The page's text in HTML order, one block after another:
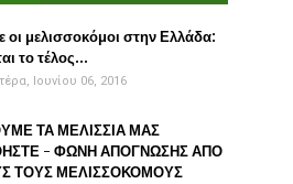
οι μελισσοκόμοι στην Ελλάδα:
το τέλος...
Ιουνίου 06, 2016
ΤΑ ΜΕΛΙΣΣΙΑ ΜΑΣ
- ΦΩΝΗ ΑΠΟΓΝΩΣΗΣ ΑΠΟ
ΤΟΥΣ ΜΕΛΙΣΣΟΚΟΜΟΥΣ